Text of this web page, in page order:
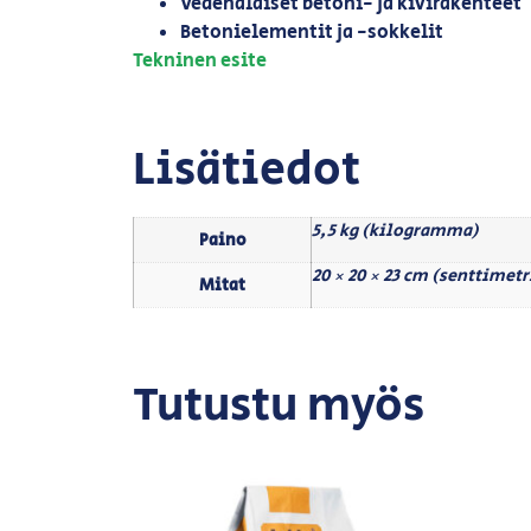
Betonielementit ja -sokkelit
Tekninen esite
Lisätiedot
Paino 5,5 kg (kilogramma)
Mitat 20 × 20 × 23 cm
Tutustu myös